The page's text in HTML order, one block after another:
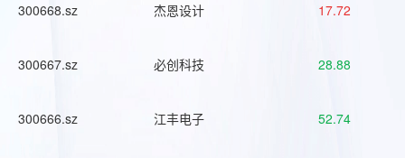
300668.sz 杰恩设计 17.72
300667.sz 必创科技 28.88
300666.sz 江丰电子 52.74